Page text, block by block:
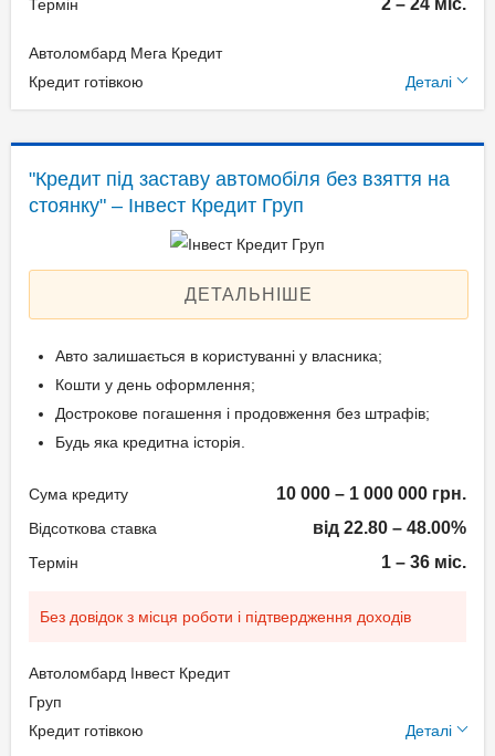
Паспорт громадянина
України;
Технічний паспорт на
авто;
Ідентифікаційний номер.
Термін 2 – 24 міс.
Автоломбард Мега Кредит
Кредит готівкою
Деталі
Спосіб погашення:
Aннуітет
Спосіб погашення:
Класичний
Дострокове погашення:
Без страхування
чоловіка;
розпорядження авто.
"Кредит під заставу автомобіля без взяття на
стоянку" – Інвест Кредит Груп
ДЕТАЛЬНІШЕ
Авто залишається в користуванні у власника;
Кошти у день оформлення;
Дострокове погашення і продовження без штрафів;
Будь яка кредитна історія.
Сума кредиту 10 000 – 1 000 000 грн.
Відсоткова ставка від 22.80 – 48.00%
Термін 1 – 36 міс.
Без довідок з місця роботи і підтвердження доходів
Автоломбард Інвест Кредит
Груп
Кредит готівкою
Деталі